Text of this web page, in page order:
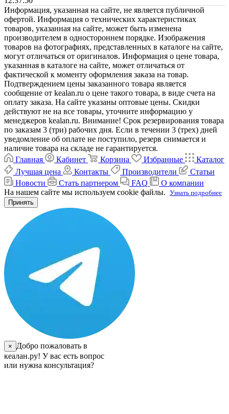
Информация, указанная на сайте, не является публичной
офертой. Информация о технических характеристиках
товаров, указанная на сайте, может быть изменена
производителем в одностороннем порядке. Изображения
товаров на фотографиях, представленных в каталоге на сайте,
могут отличаться от оригиналов. Информация о цене товара,
указанная в каталоге на сайте, может отличаться от
фактической к моменту оформления заказа на товар.
Подтверждением цены заказанного товара является
сообщение от kealan.ru о цене такого товара, в виде счета на
оплату заказа. На сайте указаны оптовые цены. Скидки
действуют не на все товары, уточните информацию у
менеджеров kealan.ru. Внимание! Срок резервирования товара
по заказам 3 (три) рабочих дня. Если в течении 3 (трех) дней
уведомление об оплате не поступило, резерв снимается и
наличие товара на складе не гарантируется.
Главная
Кабинет Корзина Избранные
Каталог
Лучшая цена
Контакты Производители
Статьи
Новости
Стать партнером FAQ
О компании
На нашем сайте мы используем cookie файлы. Узнать подробнее
Принять
×
Добро пожаловать в
кеалан.ру! У вас есть вопрос
или нужна консультация?